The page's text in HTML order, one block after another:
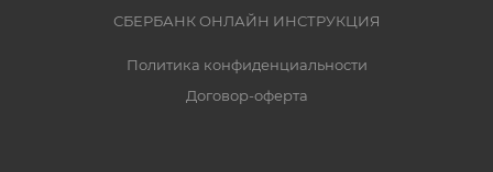
СБЕРБАНК ОНЛАЙН ИНСТРУКЦИЯ
Политика конфиденциальности
Договор-оферта